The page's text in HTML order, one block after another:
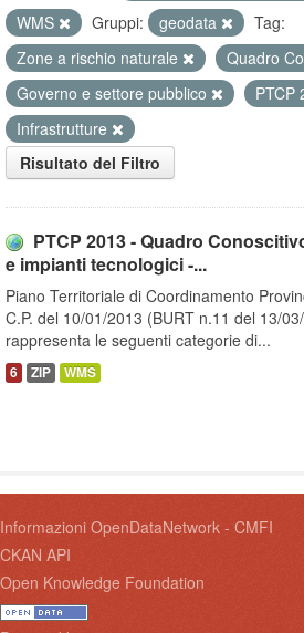
WMS
Gruppi: geodata
Tag:
Zone a rischio naturale
Quadro
Governo e settore pubblico
PTCP
Infrastrutture
Risultato del Filtro
PTCP 2013 - Quadro
e impianti tecnologici -...
Piano Territoriale di Coordinamento
C.P. del 10/01/2013 (BURT n.11 del 13/
rappresenta le seguenti categorie di...
6 ZIP WMS
Informazioni OpenDataNetwork - CMFI
CKAN API
Open Knowledge Foundation